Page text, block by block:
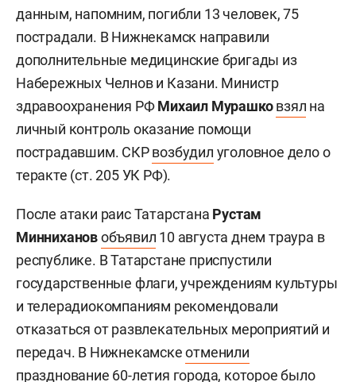
данным, напомним, погибли 13 человек, 75
пострадали. В Нижнекамск направили
дополнительные медицинские бригады из
Набережных Челнов и Казани. Министр
здравоохранения РФМихаил Мурашко взял на
личный контроль оказание помощи
пострадавшим. СКРвозбудил уголовное дело о
теракте (ст. 205 УК РФ).
После атаки раис Татарстана Рустам
Миннихановобъявил 10 августа днем траура в
республике. В Татарстане приспустили
государственные флаги, учреждениям культуры
и телерадиокомпаниям рекомендовали
отказаться от развлекательных мероприятий и
передач. В Нижнекамскеотменили
празднование 60-летия города, которое было